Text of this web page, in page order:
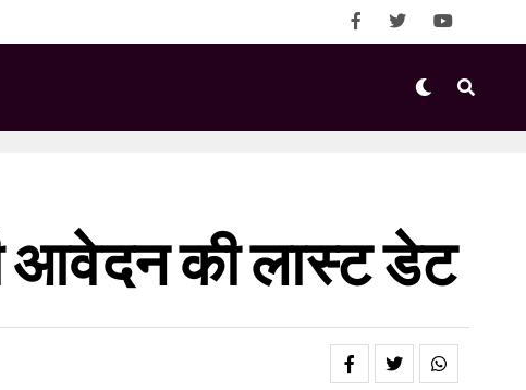
आवेदन की लास्ट डेट